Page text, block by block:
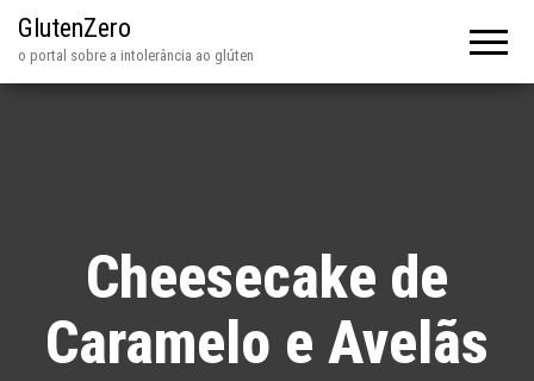
GlutenZero
o portal sobre a intolerância ao glúten
Cheesecake de
Caramelo e Avelãs